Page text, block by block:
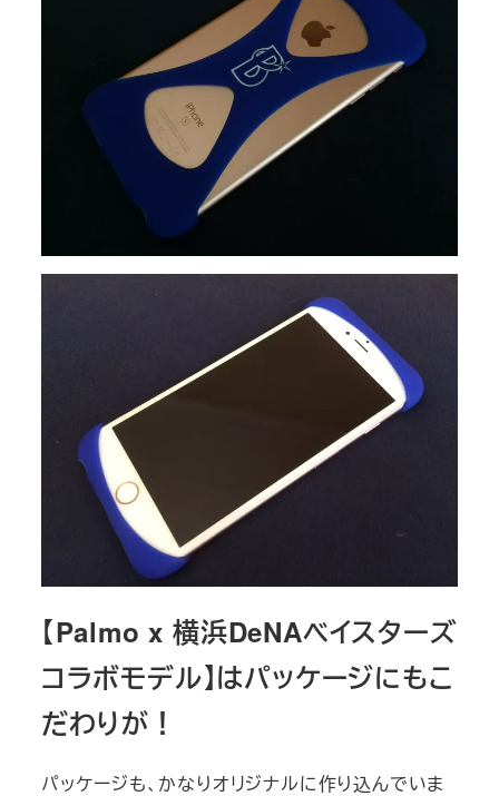
【Palmo x 横浜DeNAベイスターズ
コラボモデル】はパッケージにもこ
だわりが！
パッケージも、かなりオリジナルに作り込んでいま